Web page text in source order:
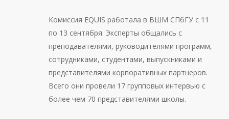
Комиссия EQUIS работала в ВШМ СПбГУ с 11
по 13 сентября. Эксперты общались с
преподавателями, руководителями программ,
сотрудниками, студентами, выпускниками и
представителями корпоративных партнеров.
Всего они провели 17 групповых интервью с
более чем 70 представителями школы.